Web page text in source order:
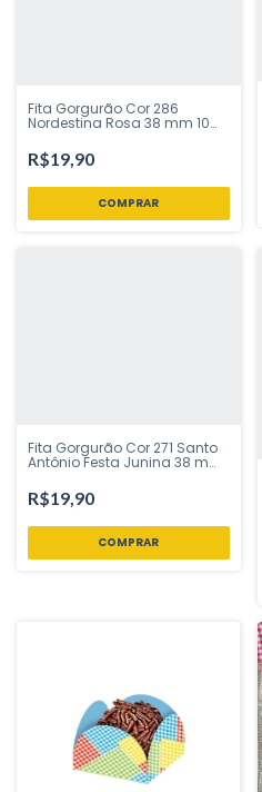
Fita Gorgurão Cor 286
Nordestina Rosa 38 mm 10
sua Festa Loja
R$19,90
Fita Gorgurão Cor 271 Santo
Antônio Festa Junina 38 mm
Inspire sua Festa Loja
R$19,90